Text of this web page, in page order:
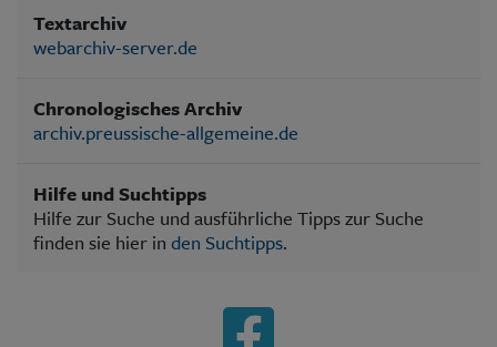
Textarchiv
webarchiv-server.de
Chronologisches Archiv
archiv.preussische-allgemeine.de
Hilfe und Suchtipps
Hilfe zur Suche und ausführliche Tipps zur Suche
finden sie hier in den Suchtipps.